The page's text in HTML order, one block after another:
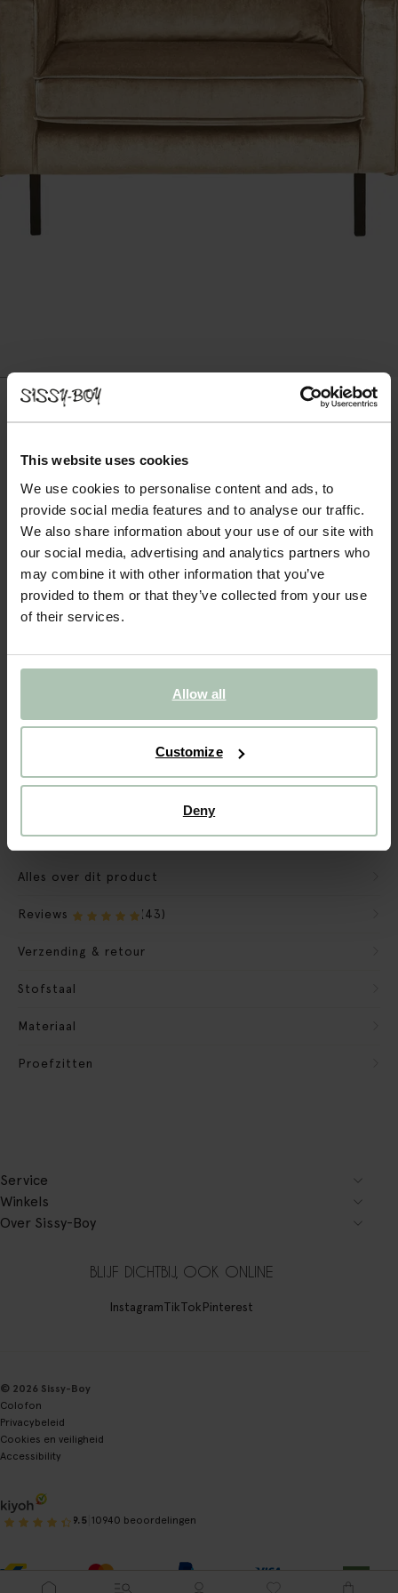
This website uses cookies
We use cookies to personalise content and ads, to
provide social media features and to analyse our traffic.
We also share information about your use of our site with
our social media, advertising and analytics partners who
may combine it with other information that you’ve
provided to them or that they’ve collected from your use
of their services.
Allow all
Customize
Deny
AMSTERDAM VELVET LOVESEAT JUKE SAND
fauteuil heeft dankzij het zachte, velvet materiaal een luxe
uitstraling en een comfortabele zitervaring. Let op: Bij de
levering kan de stoel in kleur afwijken van de stofst...Lees meer
1 Model: Loveseat (1x) + opties
Levertijd: 10–14 weken
We maken de bank gebruiksklaar
Alles over dit product
Reviews (43)
Verzending & retour
Stofstaal
Materiaal
Proefzitten
Service
Winkels
Over Sissy-Boy
BLIJF DICHTBIJ, OOK ONLINE
InstagramTikTokPinterest
© 2026 Sissy-Boy
Colofon
Privacybeleid
Cookies en veiligheid
Accessibility
9.5 10940 beoordelingen